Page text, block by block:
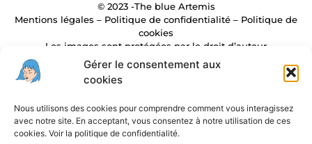
Gérer le consentement aux
cookies
Nous utilisons des cookies pour comprendre comment vous interagissez
avec notre site. En acceptant, vous consentez à notre utilisation de ces
cookies. Voir la politique de confidentialité.
© 2023 -The blue Artemis
Mentions légales – Politique de confidentialité – Politique de
cookies
Les images sont protégées par le droit d’auteur
Made by Marie Petit